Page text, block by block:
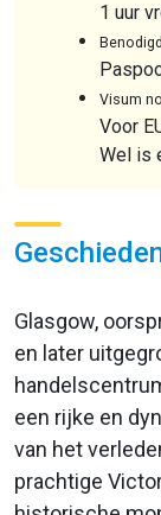
1 uur
Visum
Voor
Wel is
Glasgow,
en later
een rijke en
van het
prachtige